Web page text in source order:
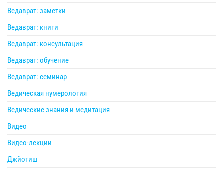
Ведаврат: заметки
Ведаврат: книги
Ведаврат: консультация
Ведаврат: обучение
Ведаврат: семинар
Ведическая нумерология
Ведические знания и медитация
Видео
Видео-лекции
Джйотиш